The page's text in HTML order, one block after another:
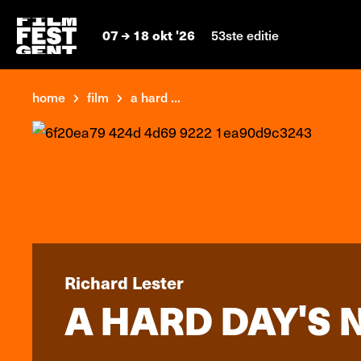
07 18 okt '26 53ste editie
home film a hard ...
Richard Lester
A HARD DAY'S